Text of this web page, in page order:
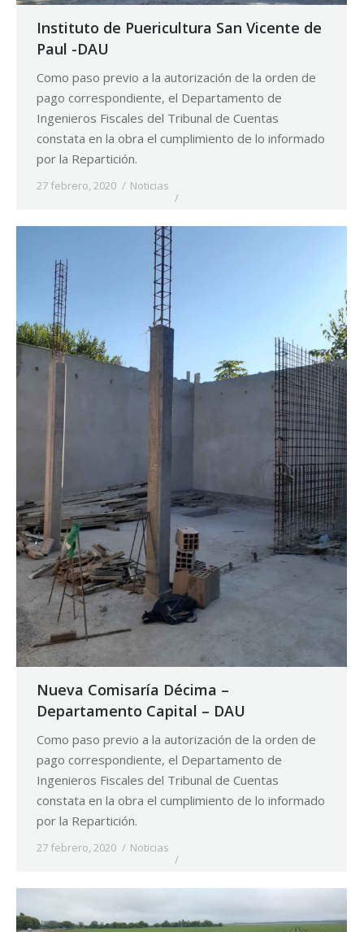
Instituto de Puericultura San Vicente de
Paul -DAU
Como paso previo a la autorización de la orden de
pago correspondiente, el Departamento de
Ingenieros Fiscales del Tribunal de Cuentas
constata en la obra el cumplimiento de lo informado
por la Repartición.
27 febrero, 2020 Noticias
Nueva Comisaría Décima –
Departamento Capital – DAU
Como paso previo a la autorización de la orden de
pago correspondiente, el Departamento de
Ingenieros Fiscales del Tribunal de Cuentas
constata en la obra el cumplimiento de lo informado
por la Repartición.
27 febrero, 2020 Noticias